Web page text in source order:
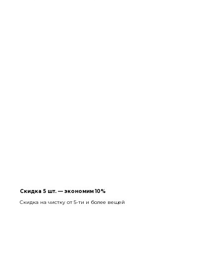
Скидка 5 шт. — экономим 10%
Скидка на чистку от 5-ти и более вещей